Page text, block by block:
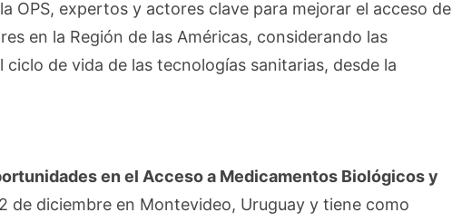
OPS, expertos y actores clave para mejorar el acceso de
en la Región de las Américas, considerando las
de vida de las tecnologías sanitarias, desde la
en el Acceso a Medicamentos Biológicos y
de diciembre en Montevideo, Uruguay y tiene como